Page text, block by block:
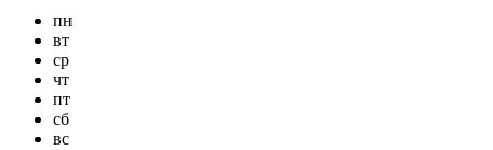
пн
вт
ср
чт
пт
сб
вс